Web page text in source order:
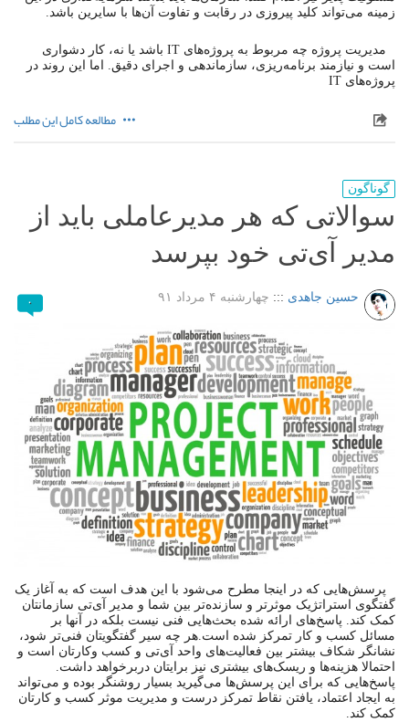
زمینه می‌تواند کلید پیروزی در رقابت و تفاوت آن‌ها با سایرین باشد.
مدیریت‌ پروژه چه مربوط به پروژه‌های IT باشد یا نه، کار دشواری
است و نیازمند برنامه‌ریزی، سازماندهی و اجرای دقیق. اما این روند در
پروژه‌های IT
مطالعه کامل این مطلب
گوناگون
سوالاتی که هر مدیرعاملی باید از
مدیر آی‌تی خود بپرسد
حسین جاهدی ::: چهارشنبه ۴ مرداد ۹۱ ۰
پرسش‌هایی که در اینجا مطرح می‌شود با این هدف است که به آغاز یک
گفتگوی استراتژیک موثرتر و سازنده‌تر بین شما و مدیر آی‌تی سازمانتان
کمک کند. پاسخ‌های ارائه شده بحث‌هایی فنی نیست بلکه در آنها بر
مسائل کسب و کار تمرکز شده است.هر چه سیر گفتگویتان فنی‌تر شود،
نشانگر شکاف بیشتر بین فعالیت‌های واحد آی‌تی و کسب وکارتان است و
احتمالا هزینه‌ها و ریسک‌های بیشتری نیز برایتان دربرخواهد داشت.
پاسخ‌هایی که برای این پرسش‌ها می‌گیرید بسیار روشنگر بوده و می‌تواند
به ایجاد اعتماد، یافتن نقاط تمرکز درست و مدیریت موثر کسب و کارتان
کمک کند.